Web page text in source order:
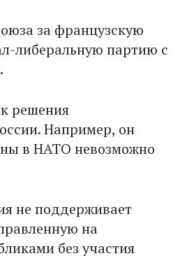
за французскую
либеральную партию с
решения
Например, он
в НАТО невозможно
не поддерживает
на
без участия